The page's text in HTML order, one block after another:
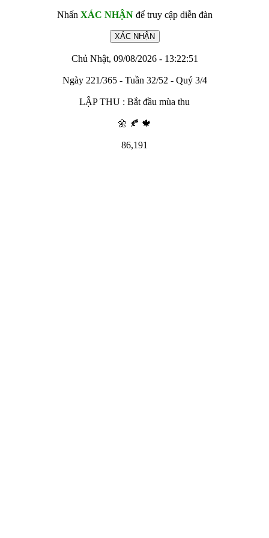
Nhấn XÁC NHẬNđể truy cập diễn đàn
Chủ Nhật, 09/08/2026 - 13:22:51
Ngày 221/365 - Tuần 32/52 - Quý 3/4
LẬP THU : Bắt đầu mùa thu
🌼 🍂 🍁
86,191